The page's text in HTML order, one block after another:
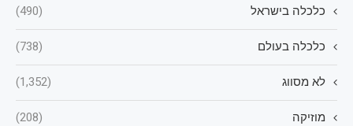
כלכלה בישראל (490)
כלכלה בעולם (738)
לא מסווג (1,352)
מוזיקה (208)